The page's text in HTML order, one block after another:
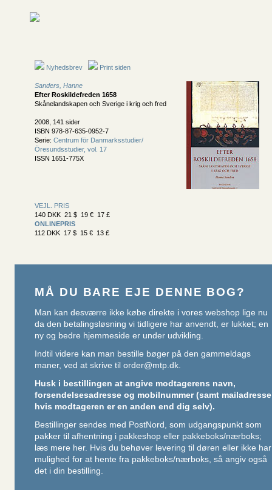
Nyhedsbrev Print siden
Sanders, Hanne
Efter Roskildefreden 1658
Skånelandskapen och Sverige i krig och fred
2008, 141 sider
ISBN 978-87-635-0952-7
Serie: Centrum för Danmarksstudier/
Öresundsstudier, vol. 17
ISSN 1651-775X
VEJL. PRIS
140 DKK 21 $ 19 € 17 £
ONLINEPRIS
112 DKK 17 $ 15 € 13 £
MÅ DU BARE EJE DENNE BOG?
Man kan desværre ikke købe direkte i vores webshop lige nu
da den betalingsløsning vi tidligere har anvendt, er lukket; en
ny og bedre hjemmeside er under udvikling.
Indtil videre kan man bestille bøger på den gammeldags
maner, ved at skrive til order@mtp.dk.
Husk i bestillingen at angive modtagerens navn,
forsendelsesadresse og mobilnummer (samt mailadresse
hvis modtageren er en anden end dig selv).
Bestillinger sendes med PostNord, som udgangspunkt som
pakker til afhentning i pakkeshop eller pakkeboks/nærboks;
læs mere her. Hvis du behøver levering til døren eller ikke har
mulighed for at hente fra pakkeboks/nærboks, så angiv også
det i din bestilling.